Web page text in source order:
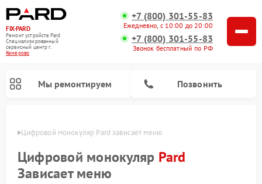
FIX-PARD
Ремонт устройств Pard
Специализированный
cервисный центр г.
Кемерово
+7 (800) 301-55-83
Ежедневно, с 10:00 до 20:00
+7 (800) 301-55-83
Звонок бесплатный по РФ
Мы ремонтируем Позвонить
Цифровой монокуляр Pard зависает меню
Цифровой монокуляр Pard
Зависает меню